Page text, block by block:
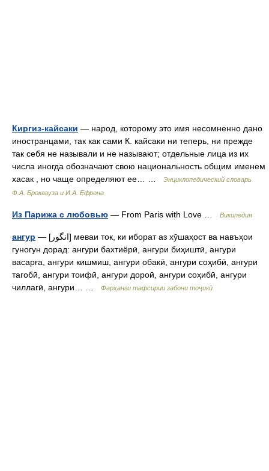
Киргиз-кайсаки — народ, которому это имя несомненно дано
иностранцами, так как сами К. кайсаки ни теперь, ни прежде
так себя не называли и не называют; отдельные лица из их
числа иногда обозначают свою национальность общим именем
хасак , но чаще определяют ее… …
Энциклопедический словарь
Ф.А. Брокгауза и И.А. Ефрона
Из Парижа с любовью — From Paris with Love … Википедия
ангур — [انگور] меваи ток, ки иборат аз хӯшаҳост ва навъҳои
гуногун дорад: ангури бахтиёрӣ, ангури биҳиштӣ, ангури
васарға, ангури кишмиш, ангури обакӣ, ангури соҳибӣ, ангури
тагобӣ, ангури тоифӣ, ангури дороӣ, ангури соҳибӣ, ангури
чиллагӣ, ангури… …
Фарҳанги тафсирии забони тоҷикӣ